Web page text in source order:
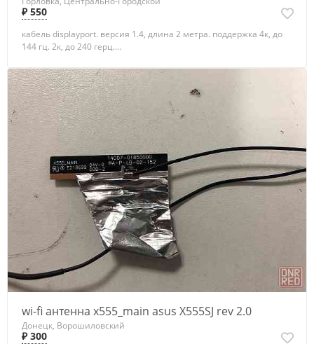
₽ 550
кабель displayport. версия 1.4, длина 2 метра. поддержка 4к, до
144 гц. 2к, до 240 герц....
wi-fi антенна x555_main asus X555SJ rev 2.0
Донецк, Ворошиловский
₽ 300